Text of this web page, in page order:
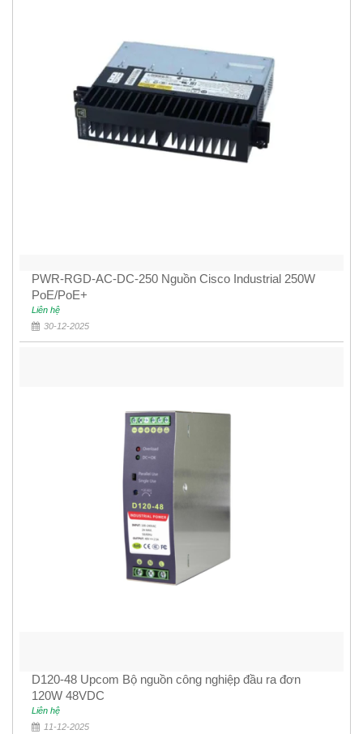
PWR-RGD-AC-DC-250 Nguồn Cisco Industrial 250W
PoE/PoE+
Liên hệ
30-12-2025
D120-48 Upcom Bộ nguồn công nghiệp đầu ra đơn
120W 48VDC
Liên hệ
11-12-2025